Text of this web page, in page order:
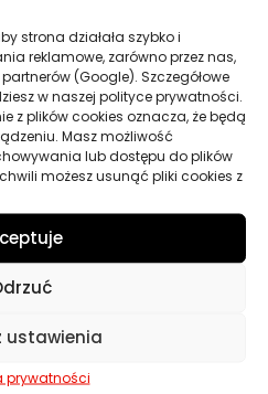
strona działała szybko i
reklamowe, zarówno przez nas,
(Google). Szczegółowe
w naszej polityce prywatności.
z plików cookies oznacza, że będą
Masz możliwość
lub dostępu do plików
możesz usunąć pliki cookies z
ustawienia
prywatności
AM
46)
kg/l
minus 20°C: 2630 mm²/s
40°C: 46 mm²/s
100°C: 7,9 mm²/s
zmniejszenie lepkości o 12%
220°C